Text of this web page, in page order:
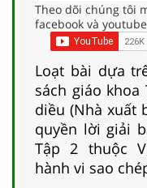
Theo dõi chúng tôi
facebook và
Loạt bài dựa
sách giáo
diều (Nhà xuất
quyền lời giải
Tập 2 thuộc
hành vi sao